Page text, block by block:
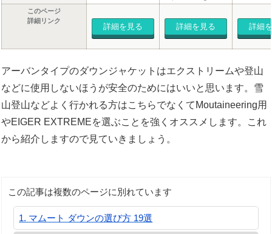
このページ
詳細リンク
詳細を見る 詳細を見る 詳細
アーバンタイプのダウンジャケットはエクストリームや登山
などに使用しないほうが安全のためにはいいと思います。雪
山登山などよく行かれる方はこちらでなくてMoutaineering用
やEIGER EXTREMEを選ぶことを強くオススメします。これ
から紹介しますので見ていきましょう。
この記事は複数のページに別れています
マムート ダウンの選び方 19選